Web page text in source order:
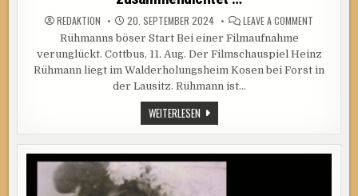
REDAKTION 20. SEPTEMBER 2024 LEAVE A COMMENT
WAS
SICH
DIE
Rühmanns böser Start Bei einer Filmaufnahme
verunglückt. Cottbus, 11. Aug. Der Filmschauspiel Heinz
Rühmann liegt im Walderholungsheim Kosen bei Forst in
der Lausitz. Rühmann ist…
WEITERLESENMEINE
GÜTE
…
WAS
SICH
DIE
COBURGER